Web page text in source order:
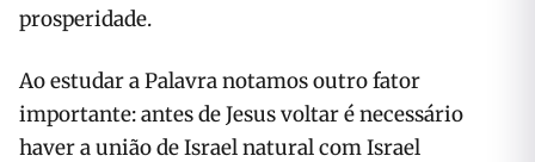
prosperidade.
Ao estudar a Palavra notamos outro fator
importante: antes de Jesus voltar é necessário
haver a união de Israel natural com Israel